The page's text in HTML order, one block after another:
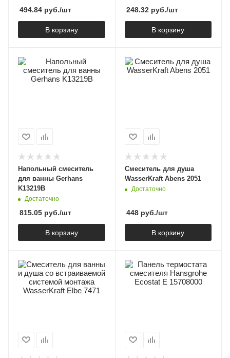
494.84 руб./шт
В корзину
248.32руб./шт
В корзину
Напольный смеситель
для ванны Gerhans
K13219B
Достаточно
815.05 руб./шт
В корзину
Смеситель для душа
WasserKraft Abens 2051
Достаточно
448руб./шт
В корзину